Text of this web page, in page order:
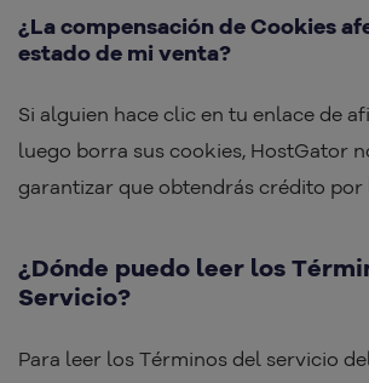
¿La compensación de Cookies
estado de mi venta?
Si alguien hace clic en tu enlace de
luego borra sus cookies, HostGator
garantizar que obtendrás crédito por
¿Dónde puedo leer los
Servicio?
Para leer los Términos del servicio